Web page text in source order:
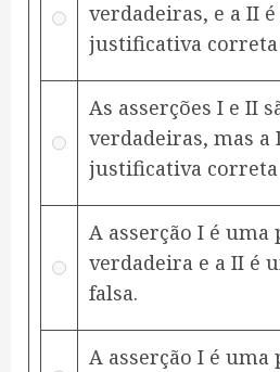
verdadeiras, e a II
justificativa correta
As asserções I e II
verdadeiras, mas a
justificativa correta
A asserção I é uma
verdadeira e a II é
falsa.
A asserção I é uma